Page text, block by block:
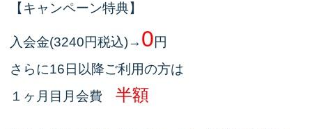
【キャンペーン特典】
入会金(3240円税込)→ 0円
さらに16日以降ご利用の方は
１ヶ月目月会費 半額